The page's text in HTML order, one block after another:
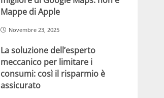
Mappe di Apple
Novembre 23, 2025
La soluzione dell’esperto
meccanico per limitare i
consumi: così il risparmio è
assicurato